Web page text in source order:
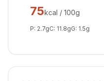
75kcal / 100g
P: 2.7gC: 11.8gG: 1.5g